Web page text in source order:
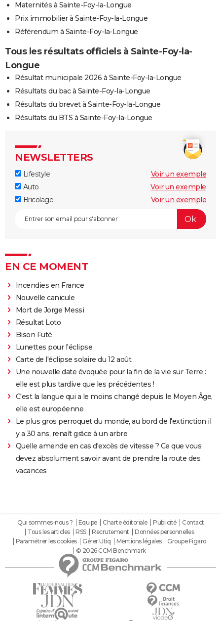
Maternités à Sainte-Foy-la-Longue
Prix immobilier à Sainte-Foy-la-Longue
Référendum à Sainte-Foy-la-Longue
Tous les résultats officiels à Sainte-Foy-la-
Longue
Résultat municipale 2026 à Sainte-Foy-la-Longue
Résultats du bac à Sainte-Foy-la-Longue
Résultats du brevet à Sainte-Foy-la-Longue
Résultats du BTS à Sainte-Foy-la-Longue
NEWSLETTERS
Lifestyle
Voir un exemple
Auto
Voir un exemple
Bricolage
Voir un exemple
EN CE MOMENT
Incendies en France
Nouvelle canicule
Mort de Jorge Messi
Résultat Loto
Bison Futé
Lunettes pour l'éclipse
Carte de l'éclipse solaire du 12 août
Une nouvelle date évoquée pour la fin de la vie sur Terre :
elle est plus tardive que les précédentes !
C'est la langue qui a le moins changé depuis le Moyen Âge,
elle est européenne
Le plus gros perroquet du monde, au bord de l'extinction il
y a 30 ans, renaît grâce à un arbre
Quelle amende en cas d'excès de vitesse ? Ce que vous
devez absolument savoir avant de prendre la route des
vacances
Qui sommes-nous ? Equipe Charte éditoriale Publicité
Contact
Tous les articles
RSS Recrutement
Données personnelles
Paramétrer les cookies
Gérer Utiq Mentions légales
Groupe Figaro
© 2026 CCM Benchmark